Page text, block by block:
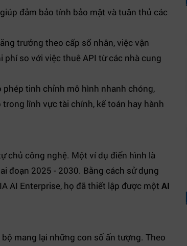
đảm bảo tính bảo mật và tuân thủ các
trưởng theo cấp số nhân, việc vận
so với việc thuê API từ các nhà cung
tinh chỉnh mô hình nhanh chóng,
lĩnh vực tài chính, kế toán hay hành
chủ công nghệ. Một ví dụ điển hình là
đoạn 2025 - 2030. Bằng cách sử dụng
AI Enterprise, họ đã thiết lập được một AI
mang lại những con số ấn tượng. Theo